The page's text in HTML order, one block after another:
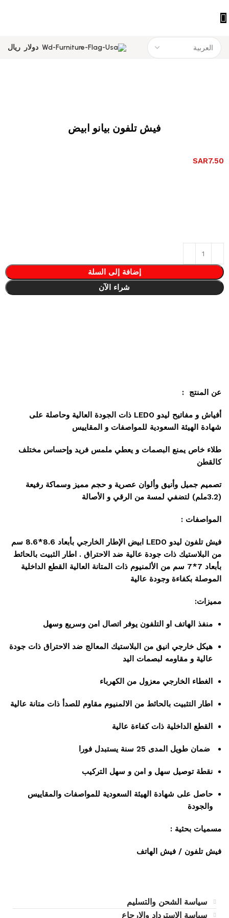
دولار ريال
فيش تلفون بيانو ابيض
SAR7.50
إضافة إلى السلة
شراء الآن
عن المنتج :
أفياش و مفاتيح ليدو LEDO ذات الجودة العالية وحاصلة على
شهادة الهيئة السعودية للمواصفات و المقاييس
طلاء خاص يمنع البصمات و يعطي ملمس فريد وإحساس مختلف
كالقطن
تصميم جميل وأنيق وألوان عصرية و حجم مميز وسماكة رفيعة
(3.2ملم) لتضفي لمسة من الرقي و الأصالة
المواصفات :
فيش تلفون ليدو LEDO ابيض الإطار الخارجي بأبعاد 8.6*8.6 سم
من البلاستيك ذات جودة عالية ضد الاحتراق . اطار الثبيت بالحائط
بأبعاد 7*7 سم من الألمنيوم ذات المتانة العالية القطع الداخلية
الموصلة بكفاءة وجودة عالية
مميزات:
منفذ الهاتف او التلفون يوفر اتصال امن وسريع وسهل
هيكل خارجي انيق من البلاستيك المعالج ضد الاحتراق ذات جودة
عالية و مقاومه لبصمات اليد
الغطاء الخارجي معزول من الكهرباء
اطار التثبيت بالحائط من الالمنيوم مقاوم للصدأ ذات متانة عالية
القطع الداخلية ذات كفاءة عالية
ضمان طويل المدى 25 سنة يستبدل فورا
نقطة توصيل سهل و امن و سهل التركيب
حاصل على شهادة الهيئة السعودية للمواصفات والمقاييس
والجودة
مسميات بحثية :
فيش تلفون / فيش الهاتف
سياسة الشحن والتسليم
سياسة الاسترداد والإرجاع